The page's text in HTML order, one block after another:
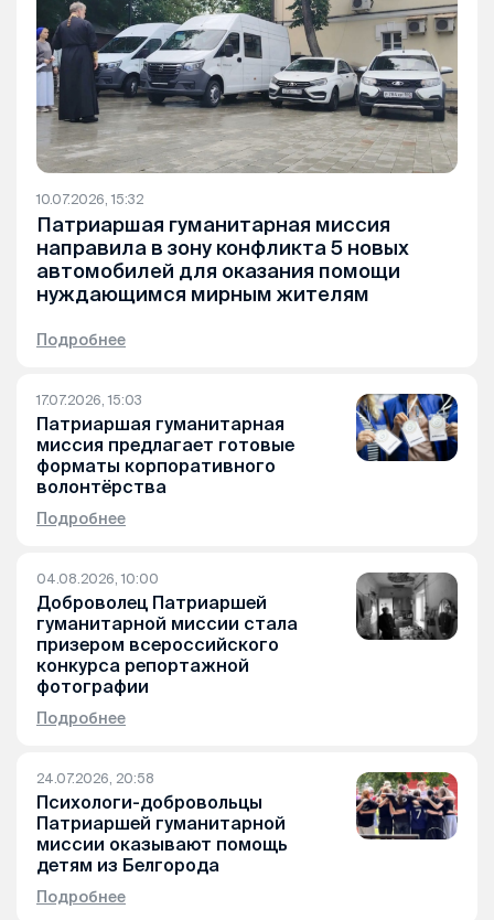
10.07.2026, 15:32
Патриаршая гуманитарная миссия
направила в зону конфликта 5 новых
автомобилей для оказания помощи
нуждающимся мирным жителям
Подробнее
17.07.2026, 15:03
Патриаршая гуманитарная
миссия предлагает готовые
форматы корпоративного
волонтёрства
Подробнее
04.08.2026, 10:00
Доброволец Патриаршей
гуманитарной миссии стала
призером всероссийского
конкурса репортажной
фотографии
Подробнее
24.07.2026, 20:58
Психологи-добровольцы
Патриаршей гуманитарной
миссии оказывают помощь
детям из Белгорода
Подробнее